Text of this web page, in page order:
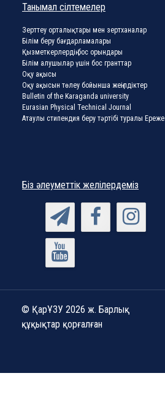
Танымал сілтемелер
Зерттеу орталықтары мен зертханалар
Білім беру бағдарламалары
Қызметкерлердің бос орындары
Білім алушылар үшін бос гранттар
Оқу ақысы
Оқу ақысын төлеу бойынша жеңілдіктер
Bulletin of the Karaganda university
Eurasian Physical Technical Journal
Атаулы стипендия беру тәртібі туралы Ереже
Біз әлеуметтік желілердеміз
© ҚарҰЗУ 2026 ж. Барлық
құқықтар қорғалған